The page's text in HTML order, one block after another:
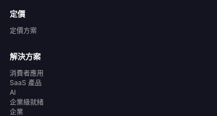
定價
定價方案
解決方案
消費者應用
SaaS 產品
AI
企業級就緒
企業